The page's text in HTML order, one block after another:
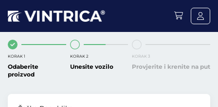
KORAK 1
Odaberite
proizvod
KORAK 2
Unesite vozilo
KORAK 3
Provjerite i krenite na put